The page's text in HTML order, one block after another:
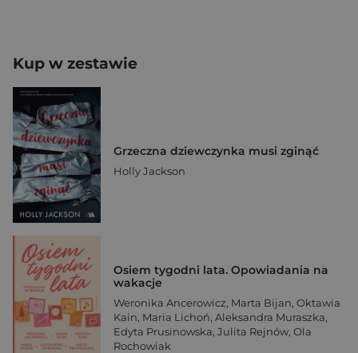
Kup w zestawie
Grzeczna dziewczynka musi zginąć
Holly Jackson
Osiem tygodni lata. Opowiadania na
wakacje
Weronika Ancerowicz, Marta Bijan, Oktawia
Kain, Maria Lichoń, Aleksandra Muraszka,
Edyta Prusinowska, Julita Rejnów, Ola
Rochowiak